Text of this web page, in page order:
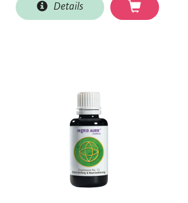
Details